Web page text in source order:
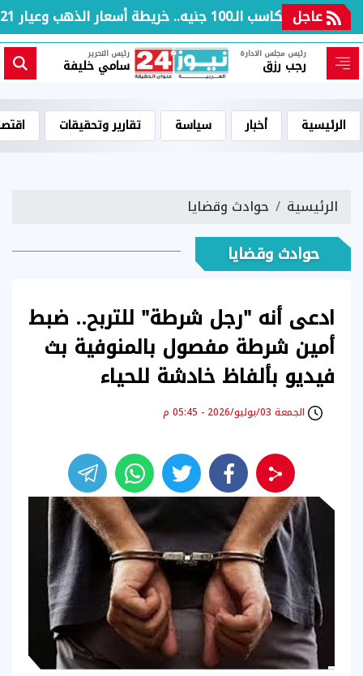
عاجل
بعد مكاسب الـ100 جنيه.. خريطة أسعار الذهب وعيار 21 بالعطلة الأسبوعية
رئيس مجلس الادارة
رجب رزق
رئيس التحرير
سامي خليفة
الرئيسية أخبار سياسة تقارير وتحقيقات
الرئيسية حوادث وقضايا
حوادث وقضايا
ادعى أنه "رجل شرطة" للتربح.. ضبط
أمين شرطة مفصول بالمنوفية بث
فيديو بألفاظ خادشة للحياء
الجمعة 03/يوليو/2026 - 05:45 م